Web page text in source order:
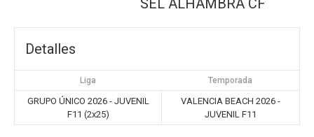
SEL ALHAMBRA CF
Detalles
Liga Temporada
GRUPO ÚNICO 2026 - JUVENIL
F11 (2x25)
VALENCIA BEACH 2026 -
JUVENIL F11